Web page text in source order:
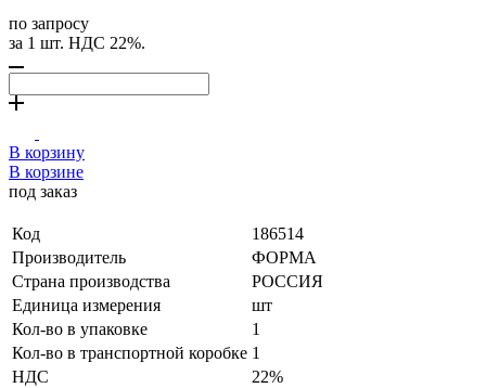
по запросу
за 1 шт. НДС 22%.
В корзину
В корзине
под заказ
Код
186514
Производитель
ФОРМА
Страна производства
РОССИЯ
Единица измерения
шт
Кол-во в упаковке
1
Кол-во в транспортной коробке 1
НДС
22%